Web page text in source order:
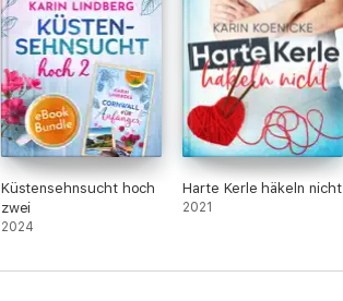
Küstensehnsucht hoch
zwei
2024
Harte Kerle häkeln nicht
2021